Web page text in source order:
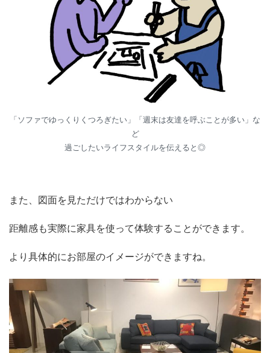
「ソファでゆっくりくつろぎたい」「週末は友達を呼ぶことが多い」な
ど
過ごしたいライフスタイルを伝えると◎
また、図面を見ただけではわからない
距離感も実際に家具を使って体験することができます。
より具体的にお部屋のイメージができますね。